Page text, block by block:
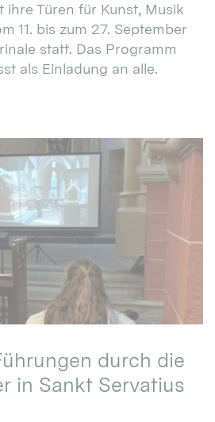
ihre Türen für Kunst, Musik
11. bis zum 27. September
statt. Das Programm
als Einladung an alle.
durch die
in Sankt Servatius